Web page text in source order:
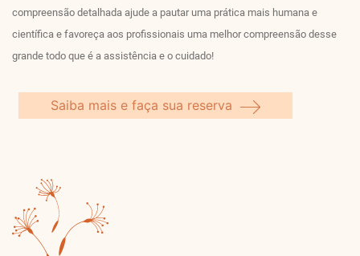
compreensão detalhada ajude a pautar uma prática mais humana e
científica e favoreça aos profissionais uma melhor compreensão desse
grande todo que é a assistência e o cuidado!
Saiba mais e faça sua reserva